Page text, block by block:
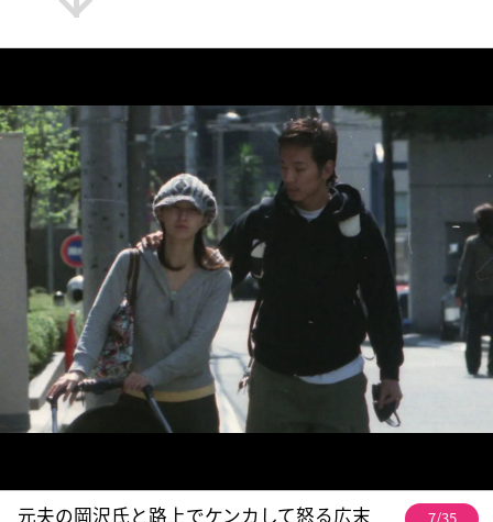
元夫の岡沢氏と路上でケンカして怒る広末